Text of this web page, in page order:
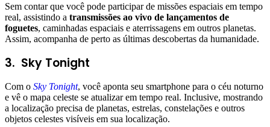
Sem contar que você pode participar de missões espaciais em tempo
real, assistindo a transmissões ao vivo de lançamentos de
foguetes, caminhadas espaciais e aterrissagens em outros planetas.
Assim, acompanha de perto as últimas descobertas da humanidade.
3. Sky Tonight
Com o Sky Tonight, você aponta seu smartphone para o céu noturno
e vê o mapa celeste se atualizar em tempo real. Inclusive, mostrando
a localização precisa de planetas, estrelas, constelações e outros
objetos celestes visíveis em sua localização.